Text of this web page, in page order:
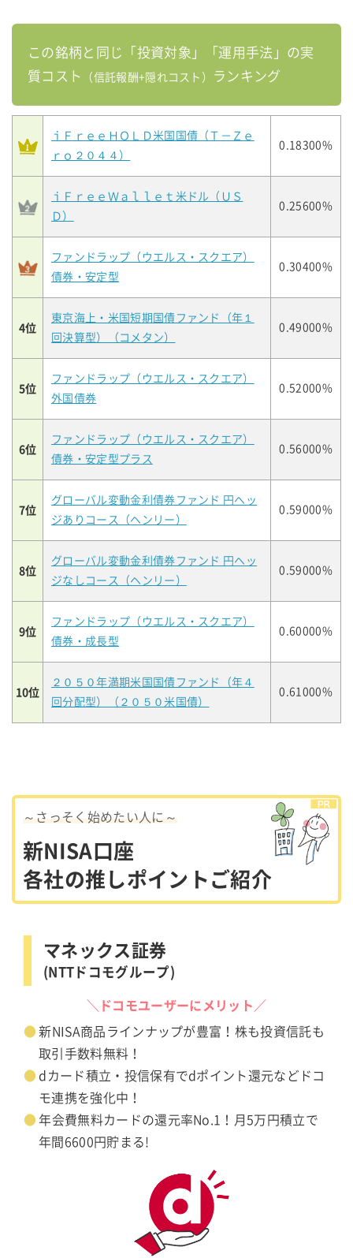
この銘柄と同じ「投資対象」「運用手法」の実
質コスト
（信託報酬+隠れコスト） ランキング
ｉＦｒｅｅＨＯＬＤ米国国債（Ｔ－Ｚｅ
ｒｏ２０４４）
0.18300%
ｉＦｒｅｅＷａｌｌｅｔ米ドル（ＵＳ
Ｄ）
0.25600%
ファンドラップ（ウエルス・スクエア）
債券・安定型
0.30400%
4位
東京海上・米国短期国債ファンド（年１
回決算型）（コメタン）
0.49000%
5位
ファンドラップ（ウエルス・スクエア）
外国債券
0.52000%
6位
ファンドラップ（ウエルス・スクエア）
債券・安定型プラス
0.56000%
7位
グローバル変動金利債券ファンド 円ヘッ
ジありコース（ヘンリー）
0.59000%
8位
グローバル変動金利債券ファンド 円ヘッ
ジなしコース（ヘンリー）
0.59000%
9位
ファンドラップ（ウエルス・スクエア）
債券・成長型
0.60000%
10位
２０５０年満期米国国債ファンド（年４
回分配型）（２０５０米国債）
0.61000%
～さっそく始めたい人に～
新NISA口座
各社の推しポイントご紹介
マネックス証券
(NTTドコモグループ)
＼ドコモユーザーにメリット／
新NISA商品ラインナップが豊富！株も投資信託も
取引手数料無料！
dカード積立・投信保有でdポイント還元などドコ
モ連携を強化中！
年会費無料カードの還元率No.1！月5万円積立で
年間6600円貯まる!